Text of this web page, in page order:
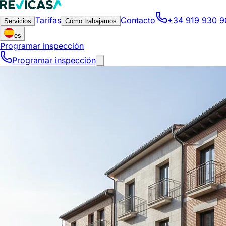
Servicios Tarifas Cómo trabajamos Contacto +34 919 930
es
Programar inspección
Programar inspección